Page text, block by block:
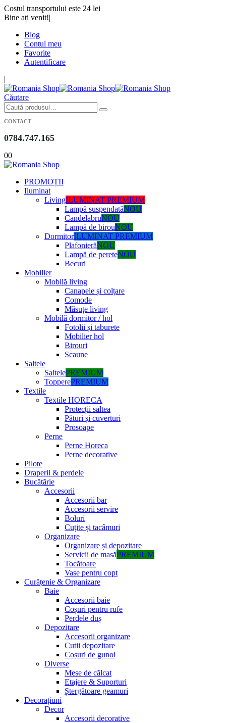
Costul transportului este 24 lei
Bine ați venit!|
Blog
Contul meu
Favorite
Autentificare
|
Căutare
CONTACT
0784.747.165
00
PROMOȚII
Iluminat
LivingILUMINAT PREMIUM
Lampă suspendatăNOU
CandelabruNOU
Lampă de birouNOU
DormitorILUMINAT PREMIUM
PlafonierăNOU
Lampă de pereteNOU
Becuri
Mobilier
Mobilă living
Canapele și colțare
Comode
Măsuțe living
Mobilă dormitor / hol
Fotolii și taburete
Mobilier hol
Birouri
Scaune
Saltele
SaltelePREMIUM
TopperePREMIUM
Textile
Textile HORECA
Protecții saltea
Pături și cuverturi
Prosoape
Perne
Perne Horeca
Perne decorative
Pilote
Draperii & perdele
Bucătărie
Accesorii
Accesorii bar
Accesorii servire
Boluri
Cuțite și tacâmuri
Organizare
Organizare și depozitare
Servicii de masăPREMIUM
Tocătoare
Vase pentru copt
Curățenie & Organizare
Baie
Accesorii baie
Coșuri pentru rufe
Perdele duș
Depozitare
Accesorii organizare
Cutii depozitare
Coșuri de gunoi
Diverse
Mese de călcat
Etajere & Suporturi
Ștergătoare geamuri
Decorațiuni
Decor
Accesorii decorative